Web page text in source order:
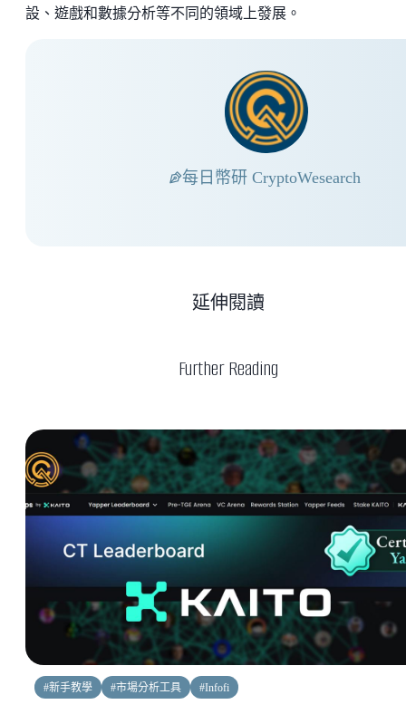
設、遊戲和數據分析等不同的領域上發展。
每日幣研 CryptoWesearch
Further Reading
延伸閱讀
#新手教學 #市場分析工具 #Infofi